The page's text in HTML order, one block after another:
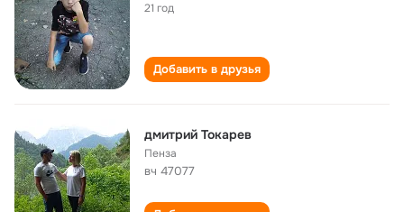
21 год
Добавить в друзья
дмитрий Токарев
Пенза
вч 47077